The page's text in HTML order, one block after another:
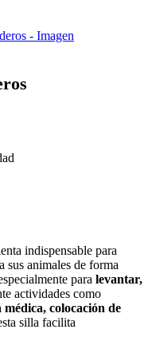
indispensable para
sus animales de forma
para levantar,
actividades como
colocación de
silla facilita